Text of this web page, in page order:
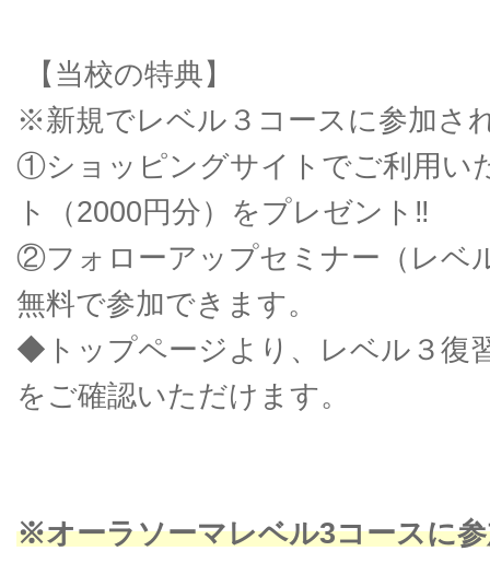
【当校の特典】
※新規でレベル３コースに参加さ
①ショッピングサイトでご利用い
ト（2000円分）をプレゼント‼
②フォローアップセミナー（レベ
無料で参加できます。
◆トップページより、レベル３復
をご確認いただけます。
※オーラソーマレベル3コースに